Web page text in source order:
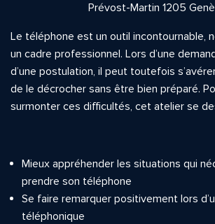
Prévost-Martin 1205
Le téléphone est un outil incontournable,
un cadre professionnel. Lors d’une
d’une postulation, il peut toutefois
de le décrocher sans être bien préparé.
surmonter ces difficultés, cet atelier se
Mieux appréhender les situations qui
prendre son téléphone
Se faire remarquer positivement lors
téléphonique